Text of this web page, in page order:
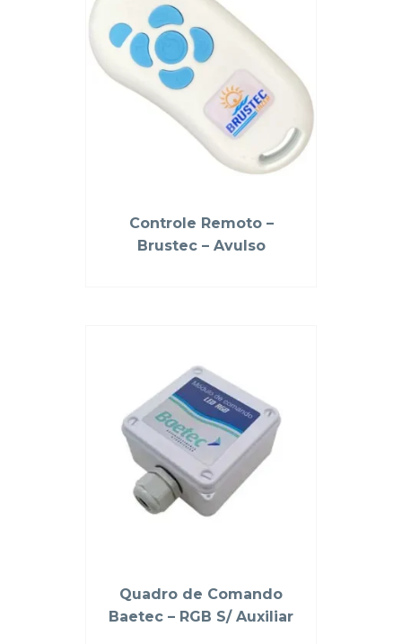
Controle Remoto –
Brustec – Avulso
Quadro de Comando
Baetec – RGB S/ Auxiliar